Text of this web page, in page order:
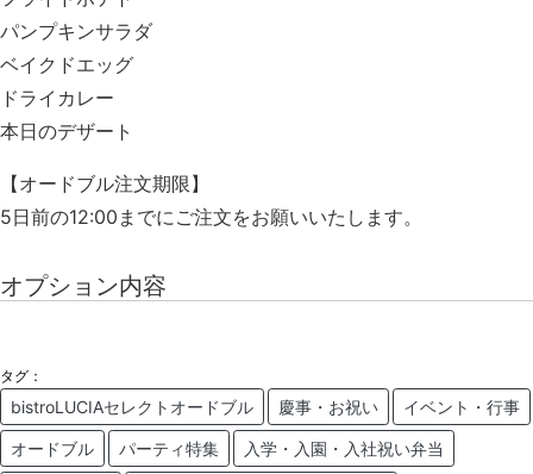
パンプキンサラダ
ベイクドエッグ
ドライカレー
本日のデザート
【オードブル注文期限】
5日前の12:00までにご注文をお願いいたします。
オプション内容
タグ：
bistroLUCIAセレクトオードブル 慶事・お祝い イベント・行事
オードブル パーティ特集 入学・入園・入社祝い弁当